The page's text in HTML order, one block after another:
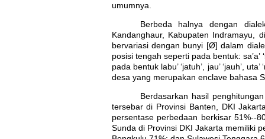
umumnya.
Berbeda halnya dengan
Kandanghaur, Kabupaten Indramayu,
bervariasi dengan bunyi [Ø] dalam dialek
posisi tengah seperti pada bentuk: sa’a’
pada bentuk labu’ ‘jatuh’, jau’ ‘jauh’,
desa yang merupakan enclave bahasa
Berdasarkan hasil
tersebar di Provinsi Banten, DKI
persentase perbedaan berkisar 51%--
Sunda di Provinsi DKI Jakarta memiliki